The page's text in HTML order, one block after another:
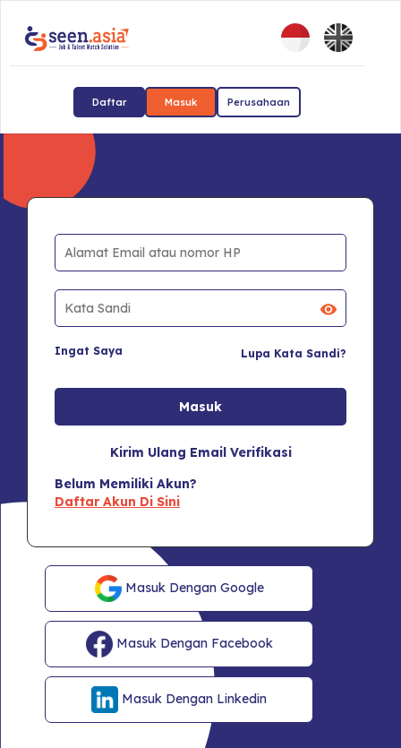
Daftar Masuk Perusahaan
Ingat Saya Lupa Kata Sandi?
Kirim Ulang Email Verifikasi
Belum Memiliki Akun?
Daftar Akun Di Sini
Masuk Dengan Google
Masuk Dengan Facebook
Masuk Dengan Linkedin